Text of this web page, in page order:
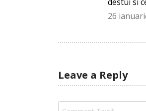
26
Leave a Reply